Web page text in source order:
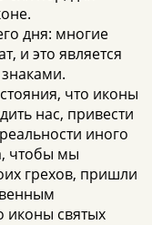
дня: многие
и это является
что иконы
нас, привести
иного
чтобы мы
грехов, пришли
иконы святых